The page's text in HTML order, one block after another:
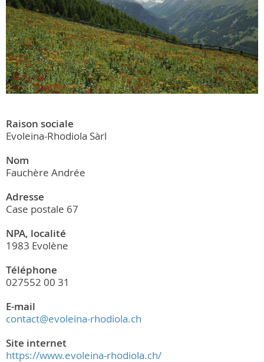
Raison sociale
Evoleina-Rhodiola Sàrl
Nom
Fauchère Andrée
Adresse
Case postale 67
NPA, localité
1983 Evolène
Téléphone
027552 00 31
E-mail
contact@evoleina-rhodiola.ch
Site internet
https://www.evoleina-rhodiola.ch/